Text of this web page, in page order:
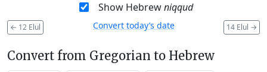
Show Hebrewniqqud
← 12 Elul 14 Elul →
Convert today’s date
Convert from Gregorian to Hebrew